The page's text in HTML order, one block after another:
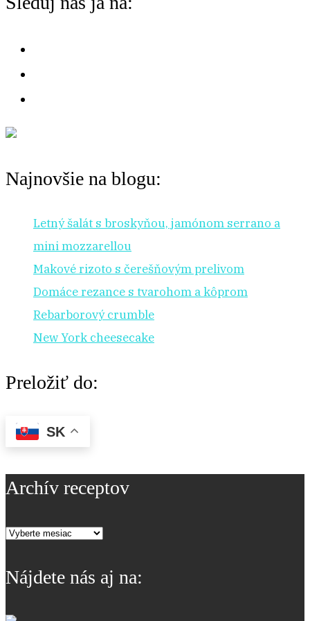
Najnovšie na blogu:
Letný šalát s broskyňou, jamónom serrano a
mini mozzarellou
Makové rizoto s čerešňovým prelivom
Domáce rezance s tvarohom a kôprom
Rebarborový crumble
New York cheesecake
Preložiť do:
SK
Archív receptov
Archív
Nájdete nás aj na: